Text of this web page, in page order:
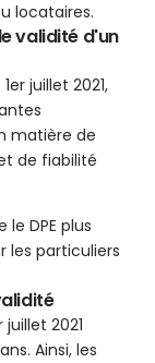
locataires.
validité d'un
juillet 2021,
matière de
de fiabilité
DPE plus
les particuliers
juillet 2021
Ainsi, les